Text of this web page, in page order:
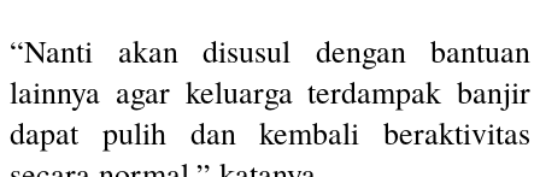
“Nanti akan disusul dengan bantuan
lainnya agar keluarga terdampak banjir
dapat pulih dan kembali beraktivitas